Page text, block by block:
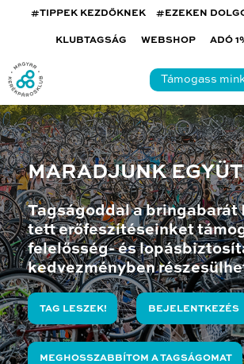
#TIPPEK KEZDŐKNEK #EZEKEN
KLUBTAGSÁG WEBSHOP ADÓ
Támogass
MARADJUNK
Tagságoddal a bringabarát
tett erőfeszítéseinket
felelősség- és
kedvezményben
TAG LESZEK! BEJELENTKEZÉS
MEGHOSSZABBÍTOM A TAGSÁGOMAT